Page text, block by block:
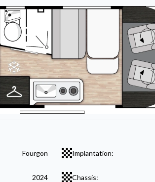
Fourgon Implantation:
2024 Chassis: